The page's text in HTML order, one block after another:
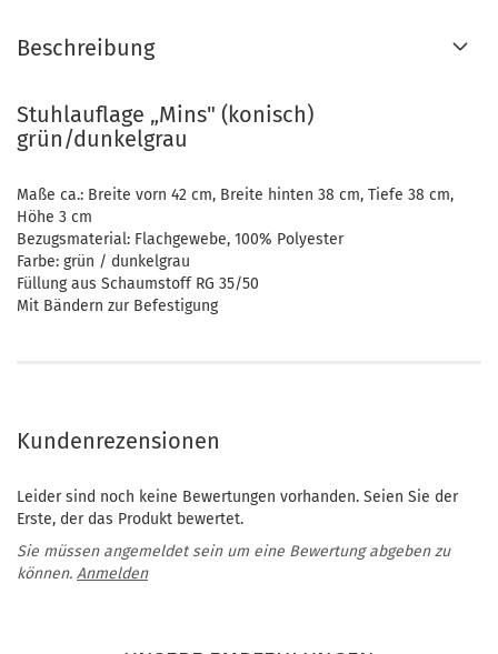
Beschreibung
Stuhlauflage „Mins" (konisch)
grün/dunkelgrau
Maße ca.: Breite vorn 42 cm, Breite hinten 38 cm, Tiefe 38 cm,
Höhe 3 cm
Bezugsmaterial: Flachgewebe, 100% Polyester
Farbe: grün / dunkelgrau
Füllung aus Schaumstoff RG 35/50
Mit Bändern zur Befestigung
Kundenrezensionen
Leider sind noch keine Bewertungen vorhanden. Seien Sie der
Erste, der das Produkt bewertet.
Sie müssen angemeldet sein um eine Bewertung abgeben zu
können. Anmelden